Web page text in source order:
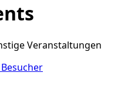
Veranstaltungen